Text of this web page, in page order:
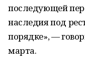
последующей
наследия под
порядке», —
марта.